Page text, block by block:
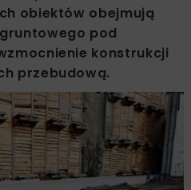
obiektów obejmują
pod
konstrukcji
przebudową.